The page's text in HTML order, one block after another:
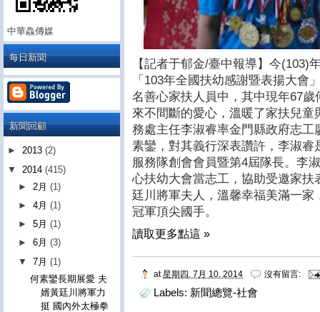
【記者于郁金/臺中報導】今(103)
「103年全國扶幼感謝暨表揚大會
名善心家扶人員中，其中現年67
來不間斷的愛心，溫暖了家扶兒
務處主任李淑睿率金門縣政府志
素鑾，對其義行深表讚許，李淑
服務隊創會會員暨第4屆隊長。李
心扶幼大會當志工，協助受邀家
廷川將軍夫人，溫馨幸福美滿一
冠軍頂尖國手。
讀取更多點這 »
at 星期四, 7月 10, 2014 沒有留言:
Labels: 新聞總覽-社會
中華鱻傳媒
每日新聞
新聞回顧
► 2013 (2)
▼ 2014 (415)
► 2月(1)
►4月(1)
►5月(1)
►6月(3)
▼7月(1)
何素鑾長期展愛 夫
婿黃廷川將軍力
挺 國內外太極拳